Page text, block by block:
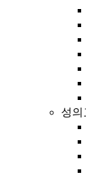
성의